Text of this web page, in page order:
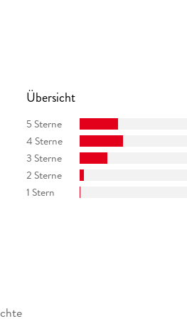
Übersicht
5 Sterne
4 Sterne
3 Sterne
2 Sterne
1 Stern